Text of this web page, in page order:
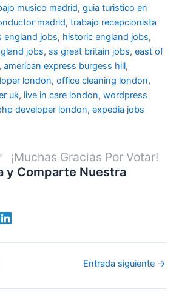
musico madrid, guia turistico en
madrid, trabajo recepcionista
england jobs, historic england jobs,
jobs, ss great britain jobs, east of
, american express burgess hill,
london, office cleaning london,
uk, live in care london, wordpress
developer london, expedia jobs
¡Muchas Gracias Por Votar!
y Comparte Nuestra
Entrada siguiente →